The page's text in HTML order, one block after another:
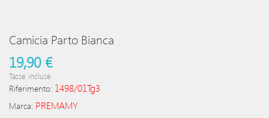
Camicia Parto Bianca
19,90 €
Tasse incluse
Riferimento: 1498/01Tg3
Marca: PREMAMY